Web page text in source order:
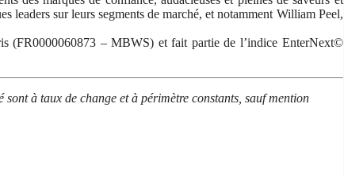
leaders sur leurs segments de marché, et notamment William Peel,
(FR0000060873 – MBWS) et fait partie de l’indice EnterNext©
sont à taux de change et à périmètre constants, sauf mention